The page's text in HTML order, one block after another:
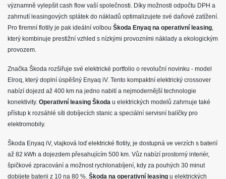
významně vylepšit cash flow vaší společnosti. Díky možnosti odpočtu DPH a
zahrnutí leasingových splátek do nákladů optimalizujete své daňové zatížení.
Pro firemní flotily je pak ideální volbou Škoda Enyaq na operativní leasing,
který kombinuje prestižní vzhled s nízkými provozními náklady a ekologickým
provozem.
Značka Škoda rozšiřuje své elektrické portfolio o revoluční novinku - model
Elroq, který doplní úspěšný Enyaq iV. Tento kompaktní elektrický crossover
nabízí dojezd až 400 km na jedno nabití a nejmodernější technologie
konektivity. Operativní leasing Škoda u elektrických modelů zahrnuje také
přístup k rozsáhlé síti dobíjecích stanic a speciální servisní balíčky pro
elektromobily.
Škoda Enyaq iV, vlajková loď elektrické flotily, je dostupná ve verzích s baterií
až 82 kWh a dojezdem přesahujícím 500 km. Vůz nabízí prostorný interiér,
špičkové zpracování a možnost rychlonabíjení, kdy za pouhých 30 minut
dobijete baterii z 10 na 80 %. Škoda na operativní leasing u elektrických